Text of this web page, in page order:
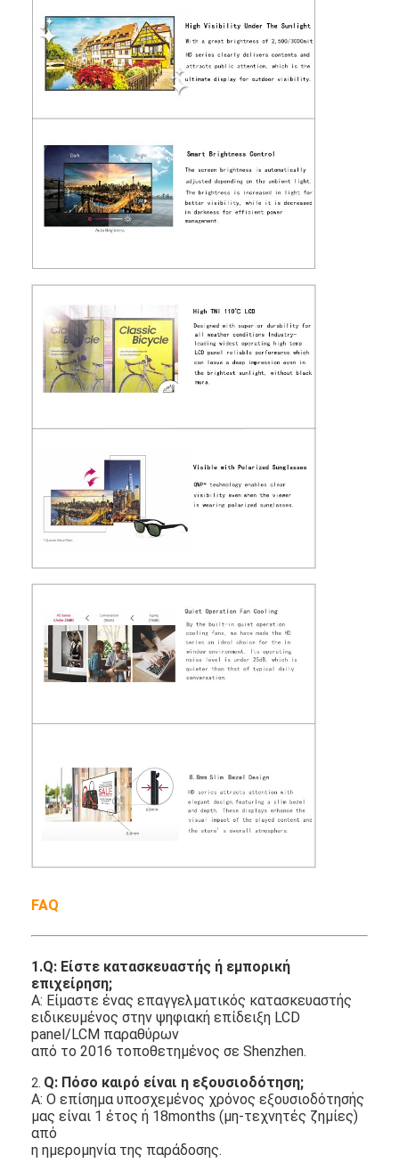
FAQ
1.Q: Είστε κατασκευαστής ή εμπορική
επιχείρηση;
Α: Είμαστε ένας επαγγελματικός κατασκευαστής
ειδικευμένος στην ψηφιακή επίδειξη LCD
panel/LCM παραθύρων
από το 2016 τοποθετημένος σε Shenzhen.
2. Q: Πόσο καιρό είναι η εξουσιοδότηση;
Α: Ο επίσημα υποσχεμένος χρόνος εξουσιοδότησής
μας είναι 1 έτος ή 18months (μη-τεχνητές ζημίες)
από
η ημερομηνία της παράδοσης.